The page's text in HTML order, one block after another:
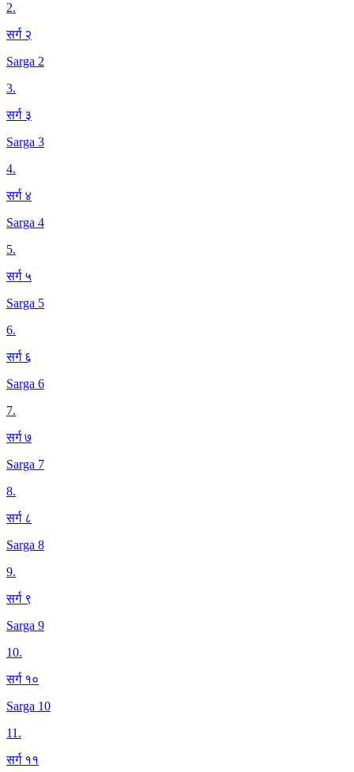
2.
सर्ग २
Sarga 2
3.
सर्ग ३
Sarga 3
4.
सर्ग ४
Sarga 4
5.
सर्ग ५
Sarga 5
6.
सर्ग ६
Sarga 6
7.
सर्ग ७
Sarga 7
8.
सर्ग ८
Sarga 8
9.
सर्ग ९
Sarga 9
10.
सर्ग १०
Sarga 10
11.
सर्ग ११